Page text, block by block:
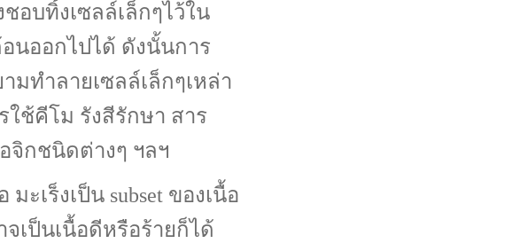
ชอบทิ้งเซลล์เล็กๆไว้ใน
นออกไปได้ ดังนั้นการ
มทำลายเซลล์เล็กๆเหล่า
ใช้คีโม รังสีรักษา สาร
จิกชนิดต่างๆ ฯลฯ
ะเร็งเป็น subset ของเนื้อ
เป็นเนื้อดีหรือร้ายก็ได้